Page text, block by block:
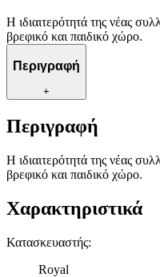
Η ιδιαιτερότητά της νέας
βρεφικό και παιδικό χώρο.
Περιγραφή
+
Περιγραφή
Η ιδιαιτερότητά της νέας
βρεφικό και παιδικό χώρο.
Χαρακτηριστικά
Κατασκευαστής:
Royal